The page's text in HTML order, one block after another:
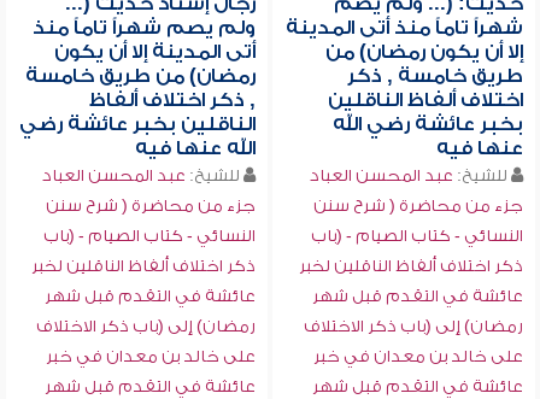
شهراً تاماً منذ أتى المدينة
إلا أن يكون رمضان) من
طريق خامسة , ذكر
اختلاف ألفاظ الناقلين
بخبر عائشة رضي الله
عنها فيه
للشيخ: عبد المحسن العباد
جزء من محاضرة ( شرح سنن
النسائي - كتاب الصيام - (باب
ذكر اختلاف ألفاظ الناقلين لخبر
عائشة في التقدم قبل شهر
رمضان) إلى (باب ذكر الاختلاف
على خالد بن معدان في خبر
عائشة في التقدم قبل شهر
ولم يصم شهراً تاماً منذ
أتى المدينة إلا أن يكون
رمضان) من طريق خامسة
, ذكر اختلاف ألفاظ
الناقلين بخبر عائشة رضي
الله عنها فيه
للشيخ: عبد المحسن العباد
جزء من محاضرة ( شرح سنن
النسائي - كتاب الصيام - (باب
ذكر اختلاف ألفاظ الناقلين لخبر
عائشة في التقدم قبل شهر
رمضان) إلى (باب ذكر الاختلاف
على خالد بن معدان في خبر
عائشة في التقدم قبل شهر